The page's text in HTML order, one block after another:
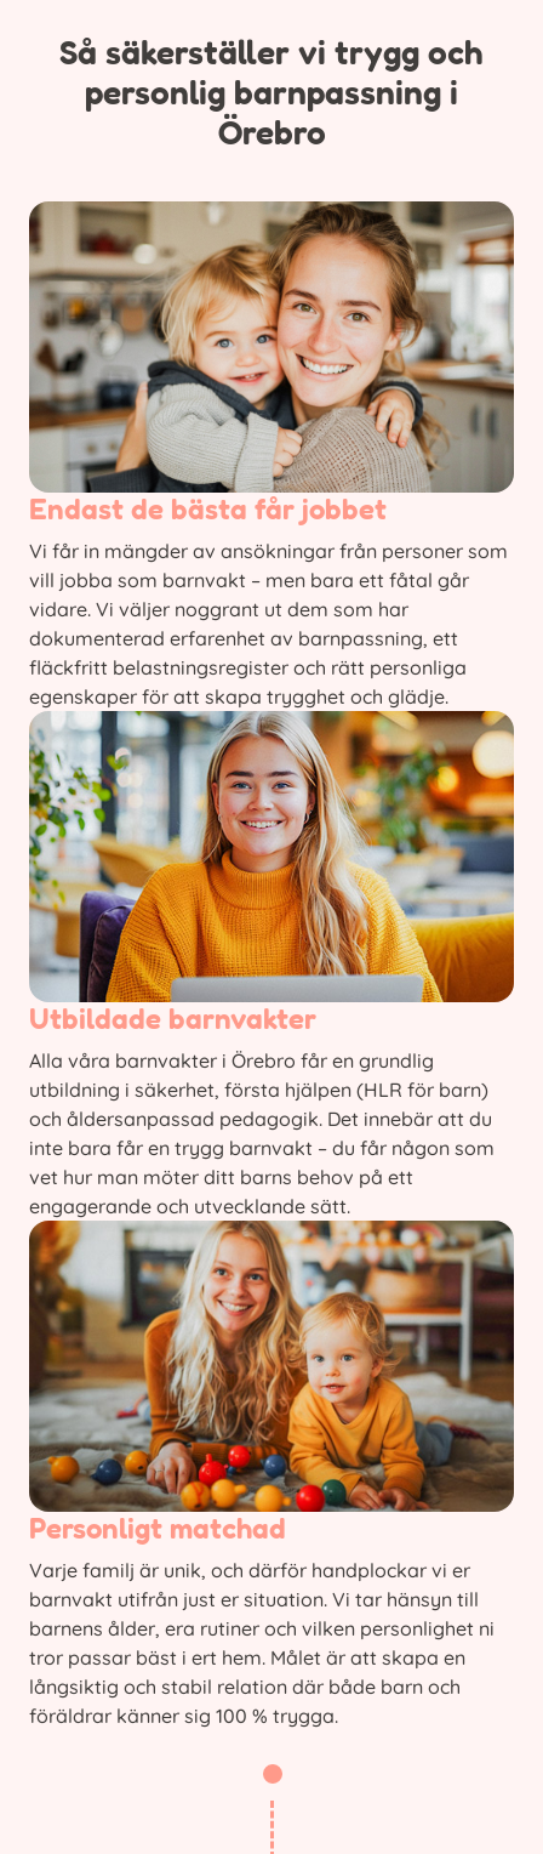
Så säkerställer vi trygg och
personlig barnpassning i
Örebro
Endast de bästa får jobbet
Vi får in mängder av ansökningar från personer som
vill jobba som barnvakt – men bara ett fåtal går
vidare. Vi väljer noggrant ut dem som har
dokumenterad erfarenhet av barnpassning, ett
fläckfritt belastningsregister och rätt personliga
egenskaper för att skapa trygghet och glädje.
Utbildade barnvakter
Alla våra barnvakter i Örebro får en grundlig
utbildning i säkerhet, första hjälpen (HLR för barn)
och åldersanpassad pedagogik. Det innebär att du
inte bara får en trygg barnvakt – du får någon som
vet hur man möter ditt barns behov på ett
engagerande och utvecklande sätt.
Personligt matchad
Varje familj är unik, och därför handplockar vi er
barnvakt utifrån just er situation. Vi tar hänsyn till
barnens ålder, era rutiner och vilken personlighet ni
tror passar bäst i ert hem. Målet är att skapa en
långsiktig och stabil relation där både barn och
föräldrar känner sig 100 % trygga.